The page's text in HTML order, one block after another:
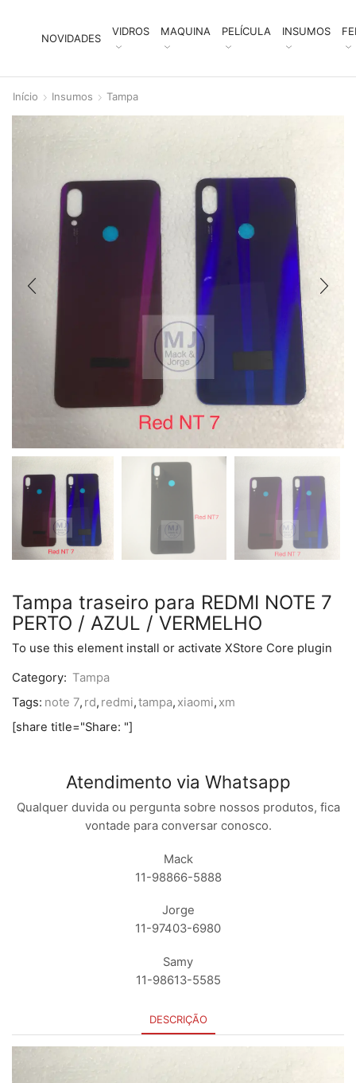
NOVIDADES
VIDROS MAQUINA PELÍCULA INSUMOS
Início Insumos Tampa
Tampa traseiro para REDMI NOTE 7
PERTO / AZUL / VERMELHO
To use this element install or activate XStore Core plugin
Category: Tampa
Tags: note 7, rd, redmi,tampa, xiaomi, xm
[share title="Share: "]
Atendimento via Whatsapp
Qualquer duvida ou pergunta sobre nossos produtos, fica
vontade para conversar conosco.
Mack
11-98866-5888
Jorge
11-97403-6980
Samy
11-98613-5585
DESCRIÇÃO